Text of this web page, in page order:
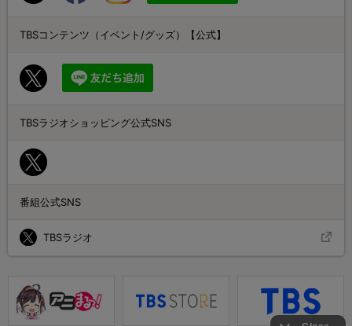
TBSコンテンツ（イベント/グッズ）【公式】
TBSラジオショッピング公式SNS
番組公式SNS
TBSラジオ